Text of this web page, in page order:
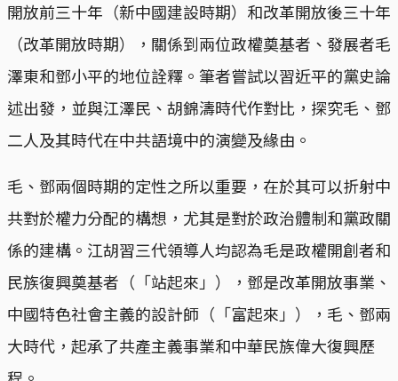
開放前三十年（新中國建設時期）和改革開放後三十年
（改革開放時期），關係到兩位政權奠基者、發展者毛
澤東和鄧小平的地位詮釋。筆者嘗試以習近平的黨史論
述出發，並與江澤民、胡錦濤時代作對比，探究毛、鄧
二人及其時代在中共語境中的演變及緣由。
毛、鄧兩個時期的定性之所以重要，在於其可以折射中
共對於權力分配的構想，尤其是對於政治體制和黨政關
係的建構。江胡習三代領導人均認為毛是政權開創者和
民族復興奠基者（「站起來」），鄧是改革開放事業、
中國特色社會主義的設計師（「富起來」），毛、鄧兩
大時代，起承了共產主義事業和中華民族偉大復興歷